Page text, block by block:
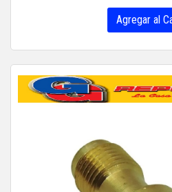
Agregar al